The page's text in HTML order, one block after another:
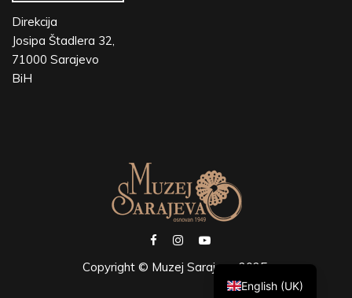
Direkcija
Josipa Štadlera 32,
71000 Sarajevo
BiH
Copyright © Muzej Sarajeva 2025.
English (UK)